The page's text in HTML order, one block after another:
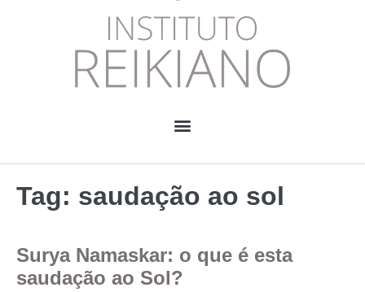
Tag: saudação ao sol
Surya Namaskar: o que é esta
saudação ao Sol?